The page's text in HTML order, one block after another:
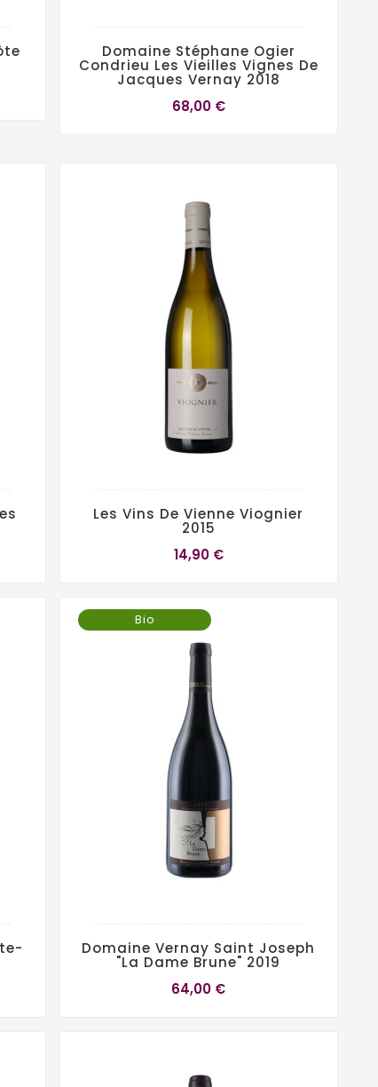
Domaine Stéphane Ogier
Condrieu Les Vieilles Vignes De
Jacques Vernay 2018
68,00 €
Les Vins De Vienne Viognier
2015
14,90 €
Bio
Domaine Vernay Saint Joseph
"La Dame Brune" 2019
64,00 €